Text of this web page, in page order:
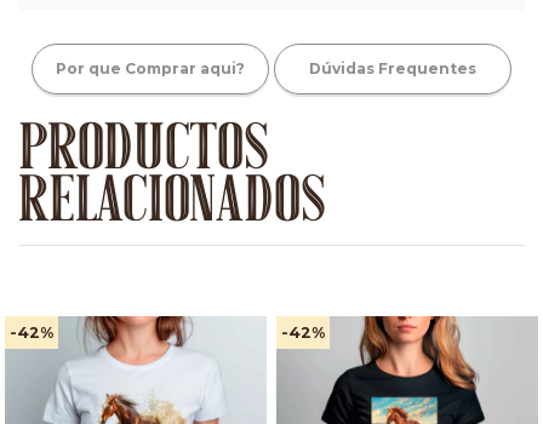
Por que Comprar aqui? Dúvidas Frequentes
PRODUCTOS
RELACIONADOS
-42% -42%